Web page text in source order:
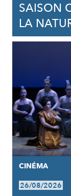
SAISON
LA
CINÉMA
26/08/2026